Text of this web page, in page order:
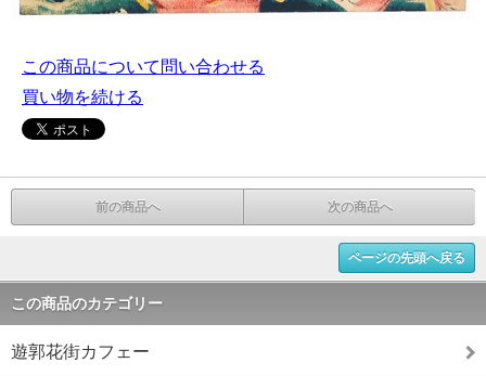
この商品について問い合わせる
買い物を続ける
前の商品へ 次の商品へ
ページの先頭へ戻る
この商品のカテゴリー
遊郭花街カフェー